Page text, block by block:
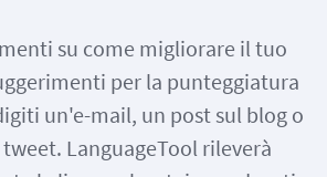
su come migliorare il tuo
per la punteggiatura
un'e-mail, un post sul blog o
LanguageTool rileverà